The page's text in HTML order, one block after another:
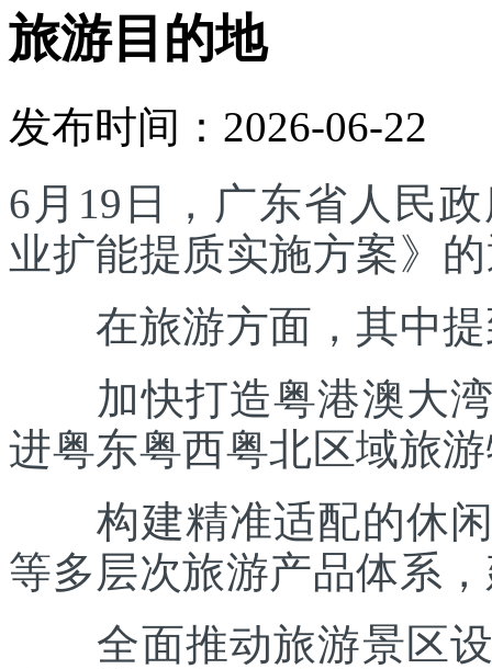
旅游目的地
发布时间：2026-06-22
6月19日，广东省人民
业扩能提质实施方案》
在旅游方面，其中提
加快打造粤港澳大湾
进粤东粤西粤北区域旅
构建精准适配的休闲
等多层次旅游产品体系
全面推动旅游景区设